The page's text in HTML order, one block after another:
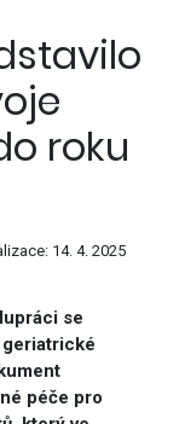
roku
14. 4. 2025
se
péče pro